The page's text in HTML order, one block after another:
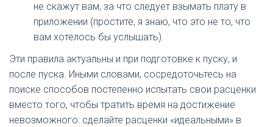
не скажут вам, за что следует взымать плату в
приложении (простите, я знаю, что это не то, что
вам хотелось бы услышать).
Эти правила актуальны и при подготовке к пуску, и
после пуска. Иными словами, сосредоточьтесь на
поиске способов постепенно испытать свои расценки
вместо того, чтобы тратить время на достижение
невозможного: сделайте расценки «идеальными» в